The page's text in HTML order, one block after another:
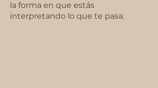
la forma en que estás
interpretando lo que te pasa.